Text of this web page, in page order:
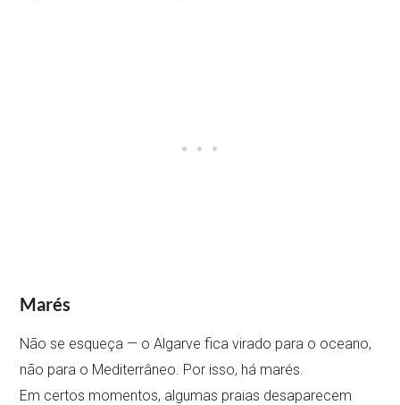
Marés
Não se esqueça — o Algarve fica virado para o oceano,
não para o Mediterrâneo. Por isso, há marés.
Em certos momentos, algumas praias desaparecem